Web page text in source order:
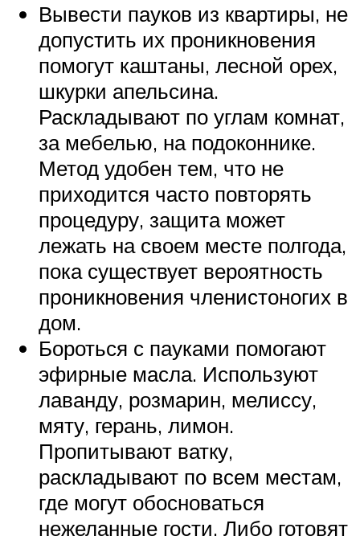
Вывести пауков из квартиры, не
допустить их проникновения
помогут каштаны, лесной орех,
шкурки апельсина.
Раскладывают по углам комнат,
за мебелью, на подоконнике.
Метод удобен тем, что не
приходится часто повторять
процедуру, защита может
лежать на своем месте полгода,
пока существует вероятность
проникновения членистоногих в
дом.
Бороться с пауками помогают
эфирные масла. Используют
лаванду, розмарин, мелиссу,
мяту, герань, лимон.
Пропитывают ватку,
раскладывают по всем местам,
где могут обосноваться
нежеланные гости. Либо готовят